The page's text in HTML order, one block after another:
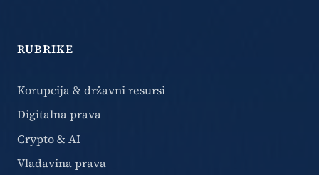
RUBRIKE
Korupcija & državni resursi
Digitalna prava
Crypto & AI
Vladavina prava